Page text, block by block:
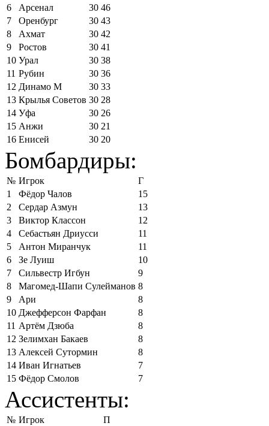
6
Арсенал 30 46
7
Оренбург 30 43
8
Ахмат 30 42
9
Ростов 30 41
10 Урал 30 38
11 Рубин 30 36
12 Динамо М 30 33
13 Крылья Советов 30 28
14 Уфа 30 26
15 Анжи 30 21
16 Енисей 30 20
Бомбардиры:
№ Игрок
Г
1
Фёдор Чалов
15
2
Сердар Азмун
13
3
Виктор Классон
12
4
Себастьян Дриусси
11
5
Антон Миранчук
11
6
Зе Луиш
10
7
Сильвестр Игбун
9
8
Магомед-Шапи Сулейманов 8
9
Ари
8
10 Джефферсон Фарфан
8
11 Артём Дзюба
8
12 Зелимхан Бакаев
8
13 Алексей Сутормин
8
14 Иван Игнатьев
7
15 Фёдор Смолов 7
Ассистенты:
№ Игрок
П